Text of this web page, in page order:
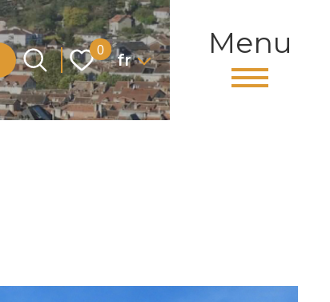
Menu
0 Langue
fr